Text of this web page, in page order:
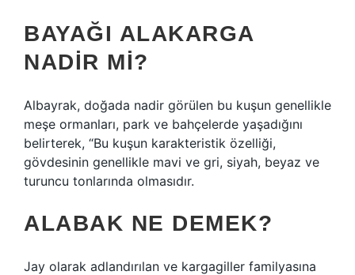
BAYAĞI ALAKARGA
NADIR MI?
Albayrak, doğada nadir görülen bu kuşun genellikle
meşe ormanları, park ve bahçelerde yaşadığını
belirterek, “Bu kuşun karakteristik özelliği,
gövdesinin genellikle mavi ve gri, siyah, beyaz ve
turuncu tonlarında olmasıdır.
ALABAK NE DEMEK?
Jay olarak adlandırılan ve kargagiller familyasına